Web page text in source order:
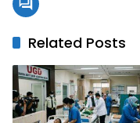
Related Posts